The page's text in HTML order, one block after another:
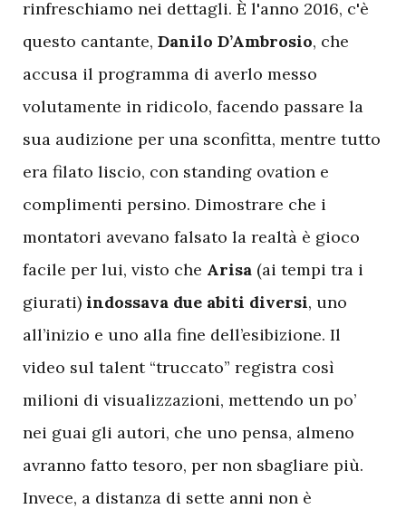
rinfreschiamo nei dettagli. È l'anno 2016, c'è
questo cantante, Danilo D’Ambrosio, che
accusa il programma di averlo messo
volutamente in ridicolo, facendo passare la
sua audizione per una sconfitta, mentre tutto
era filato liscio, con standing ovation e
complimenti persino. Dimostrare che i
montatori avevano falsato la realtà è gioco
facile per lui, visto che Arisa (ai tempi tra i
giurati) indossava due abiti diversi, uno
all’inizio e uno alla fine dell’esibizione. Il
video sul talent “truccato” registra così
milioni di visualizzazioni, mettendo un po’
nei guai gli autori, che uno pensa, almeno
avranno fatto tesoro, per non sbagliare più.
Invece, a distanza di sette anni non è